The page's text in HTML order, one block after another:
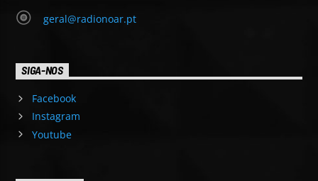
geral@radionoar.pt
SIGA-NOS
Facebook
Instagram
Youtube